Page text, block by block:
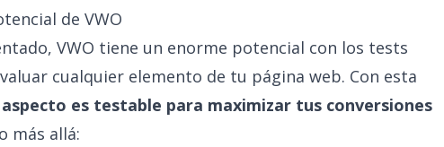
de VWO
VWO tiene un enorme potencial con los tests
cualquier elemento de tu página web. Con esta
aspecto es testable para maximizar tus conversiones
más allá: